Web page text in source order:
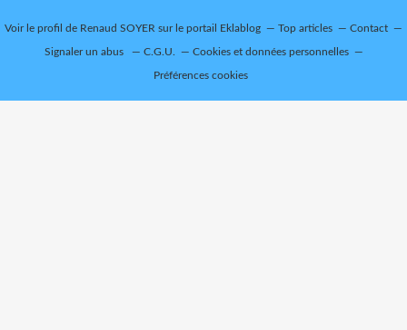
Voir le profil de Renaud SOYER sur le portail Eklablog Top articles Contact
Signaler un abus C.G.U. Cookies et données personnelles
Préférences cookies